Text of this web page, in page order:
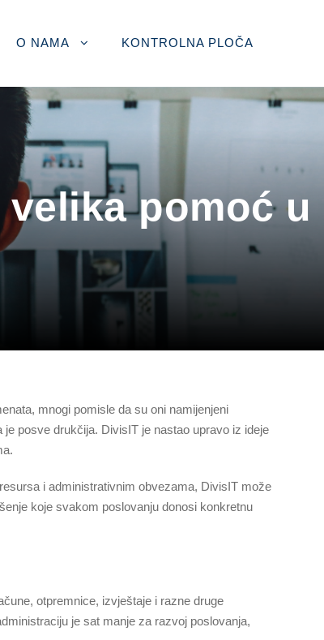
O NAMA KONTROLNA PLOČA
pomoć u
mnogi pomisle da su oni namijenjeni
posve drukčija. DivisIT je nastao upravo iz ideje
i administrativnim obvezama, DivisIT može
koje svakom poslovanju donosi konkretnu
otpremnice, izvještaje i razne druge
je sat manje za razvoj poslovanja,